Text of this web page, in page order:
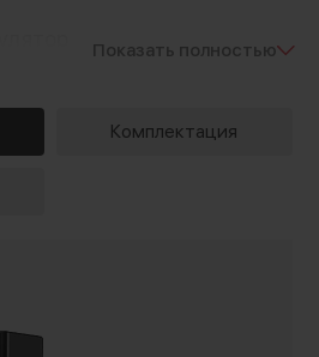
Показать полностью
Комплектация